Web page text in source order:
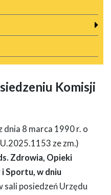
Komisji
8 marca 1990 r. o
ze zm.)
Zdrowia, Opieki
i Sportu, w dniu
sali posiedzeń Urzędu